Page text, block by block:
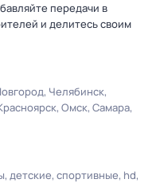
передачи в
и делитесь своим
Челябинск
Омск Самара
детские спортивные hd